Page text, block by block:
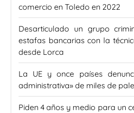
comercio en Toledo en 2022
Desarticulado un grupo
estafas bancarias con la
desde Lorca
La UE y once países
administrativa» de miles de
Piden 4 años y medio para un